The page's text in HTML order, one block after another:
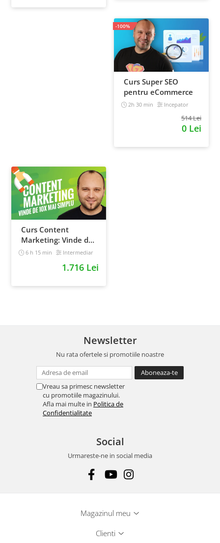
Curs Super SEO
pentru eCommerce
2h 30 min Incepator
514 Lei
0 Lei
-100%
Curs Content
Marketing: Vinde de
10x mai simplu
6 h 15 min Intermediar
1.716 Lei
Newsletter
Nu rata ofertele si promotiile noastre
Vreau sa primesc newsletter
cu promotiile magazinului.
Afla mai multe in Politica de
Confidentialitate
Social
Urmareste-ne in social media
Magazinul meu
Clienti